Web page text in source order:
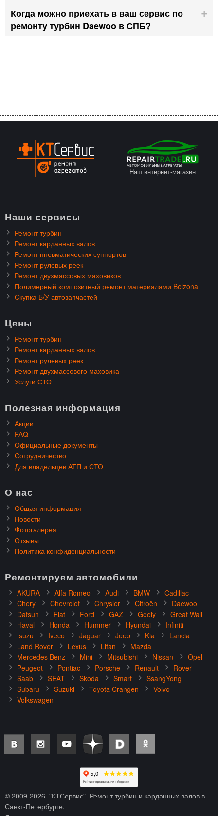
Когда можно приехать в ваш сервис по
ремонту турбин Daewoo в СПБ?
Наш интернет-магазин
Наши сервисы
Ремонт турбин
Ремонт карданных валов
Ремонт пневматических суппортов
Ремонт рулевых реек
Ремонт двухмассовых маховиков
Полимерный композитный ремонт материалами Belzona
Скупка Б/У автозапчастей
Цены
Ремонт турбин
Ремонт карданных валов
Ремонт рулевых реек
Ремонт двухмассового маховика
Услуги СТО
Полезная информация
Акции
FAQ
Официальные документы
Сотрудничество
Для владельцев АТП и СТО
О нас
Общая информация
Новости
Фотогалерея
Отзывы
Политика конфиденциальности
Ремонтируем автомобили
AKURA Alfa Romeo Audi BMW
Cadillac
Chery
Chevrolet Chrysler Citroën
Daewoo
Datsun
Fiat Ford GAZ Geely
Great Wall
Haval
Honda Hummer Hyundai
Infiniti
Isuzu
Iveco Jaguar Jeep Kia
Lancia
Land Rover
Lexus Lifan
Mazda
Mercedes Benz
Mini Mitsubishi Nissan
Opel
Peugeot
Pontiac Porsche Renault
Rover
Saab
SEAT Škoda Smart
SsangYong
Subaru
Suzuki Toyota Crangen
Volvo
Volkswagen
© 2009-2026. "КТСервис". Ремонт турбин и карданных валов в
Санкт-Петербурге.